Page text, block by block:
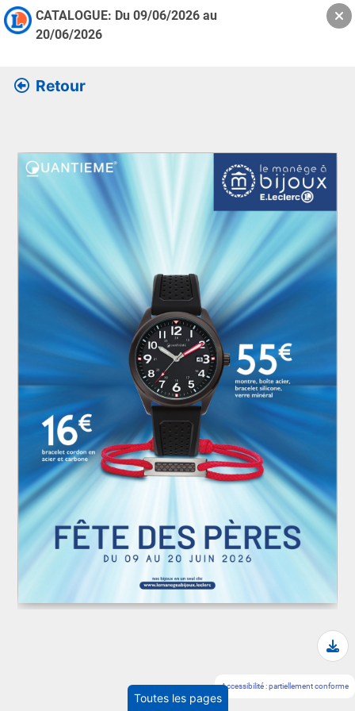
CATALOGUE: Du 09/06/2026 au
20/06/2026
Retour
Accessibilité : partiellement conforme
Toutes les pages